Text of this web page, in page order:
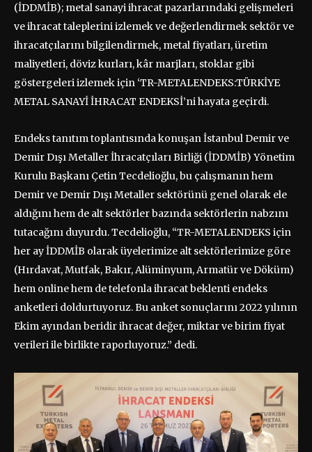
(İDDMİB); metal sanayi ihracat pazarlarındaki gelişmeleri
ve ihracat taleplerini izlemek ve değerlendirmek sektör ve
ihracatçılarını bilgilendirmek, metal fiyatları, üretim
maliyetleri, döviz kurları, kâr marjları, stoklar gibi
göstergeleri izlemek için ‘TR-METALENDEKS:TÜRKİYE
METAL SANAYİ İHRACAT ENDEKSİ’ni hayata geçirdi.
Endeks tanıtım toplantısında konuşan İstanbul Demir ve
Demir Dışı Metaller İhracatçıları Birliği (İDDMİB) Yönetim
Kurulu Başkanı Çetin Tecdelioğlu, bu çalışmanın hem
Demir ve Demir Dışı Metaller sektörünü genel olarak ele
aldığını hem de alt sektörler bazında sektörlerin nabzını
tutacağını duyurdu. Tecdelioğlu, “TR-METALENDEKS için
her ay İDDMİB olarak üyelerimize alt sektörlerimize göre
(Hırdavat, Mutfak, Bakır, Alüminyum, Armatür ve Döküm)
hem online hem de telefonla ihracat beklenti endeks
anketleri doldurtuyoruz. Bu anket sonuçlarını 2022 yılının
Ekim ayından beridir ihracat değer, miktar ve birim fiyat
verileri ile birlikte raporluyoruz.” dedi.